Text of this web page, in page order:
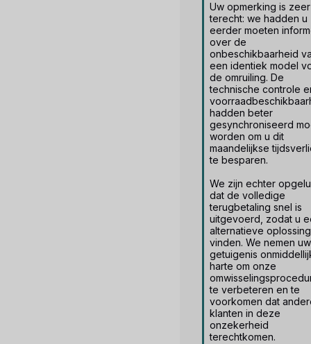
Uw opmerking is zeer
terecht: we hadden u
eerder moeten
over de
onbeschikbaarheid
een identiek model
de omruiling. De
technische controle
hadden beter
gesynchroniseerd
worden om u dit
maandelijkse
te besparen.
We zijn echter
dat de volledige
terugbetaling snel is
uitgevoerd, zodat u
alternatieve
vinden. We nemen uw
getuigenis
harte om onze
te verbeteren en te
voorkomen dat
klanten in deze
onzekerheid
terechtkomen.